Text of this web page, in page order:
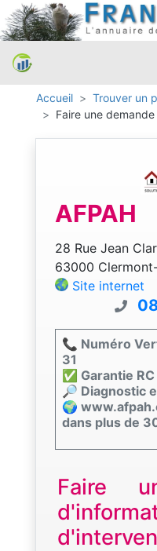
Accueil Trouver un
Faire une
AFPAH
28 Rue Jean
63000
Site internet
📞 Numéro
31
✅ Garantie
🔎 Diagnostic
🌍
dans plus de
Faire